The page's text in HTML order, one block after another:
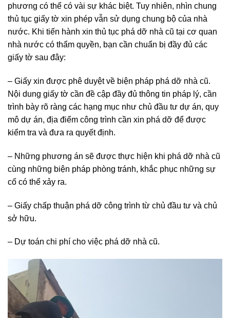
phương có thể có vài sự khác biệt. Tuy nhiên, nhìn chung
thủ tục giấy tờ xin phép vẫn sử dụng chung bộ của nhà
nước. Khi tiến hành xin thủ tục phá dỡ nhà cũ tại cơ quan
nhà nước có thẩm quyền, bạn cần chuẩn bị đầy đủ các
giấy tờ sau đây:
– Giấy xin được phê duyệt về biện pháp phá dỡ nhà cũ.
Nội dung giấy tờ cần đề cập đầy đủ thông tin pháp lý, cần
trình bày rõ ràng các hạng mục như chủ đầu tư dự án, quy
mô dự án, địa điểm công trình cần xin phá dỡ để được
kiểm tra và đưa ra quyết định.
– Những phương án sẽ được thực hiện khi phá dỡ nhà cũ
cùng những biện pháp phòng tránh, khắc phục những sự
cố có thể xảy ra.
– Giấy chấp thuận phá dỡ công trình từ chủ đầu tư và chủ
sở hữu.
– Dự toán chi phí cho việc phá dỡ nhà cũ.